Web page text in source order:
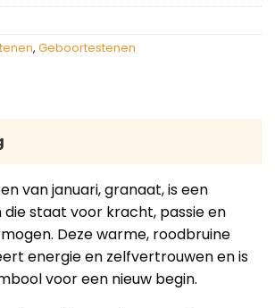
, Geboortestenen
van januari, granaat, is een
staat voor kracht, passie en
Deze warme, roodbruine
energie en zelfvertrouwen en is
voor een nieuw begin.